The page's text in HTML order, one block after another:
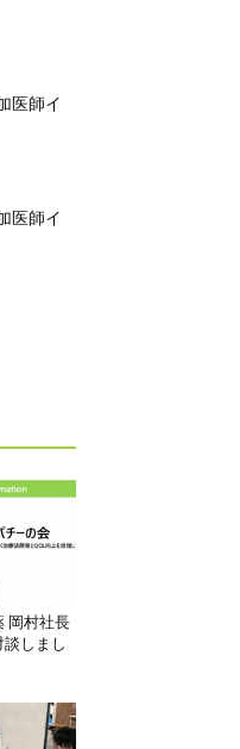
医師イ
医師イ
岡村社長
談しまし